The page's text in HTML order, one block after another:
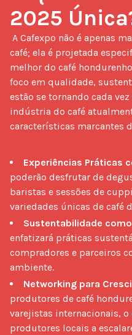
2025
café; ela é projetada
melhor do café
foco em qualidade,
estão se tornando cada
indústria do café
características marcantes
Experiências Práticas
poderão desfrutar de
baristas e sessões de
variedades únicas de café
Sustentabilidade
enfatizará práticas
compradores e parceiros
ambiente.
Networking para
produtores de café
varejistas internacionais, o
produtores locais a